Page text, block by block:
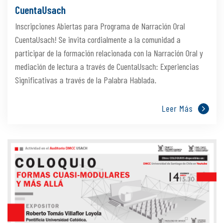
CuentaUsach
Inscripciones Abiertas para Programa de Narración Oral
CuentaUsach! Se invita cordialmente a la comunidad a
participar de la formación relacionada con la Narración Oral y
mediación de lectura a través de CuentaUsach: Experiencias
Significativas a través de la Palabra Hablada.
Leer Más